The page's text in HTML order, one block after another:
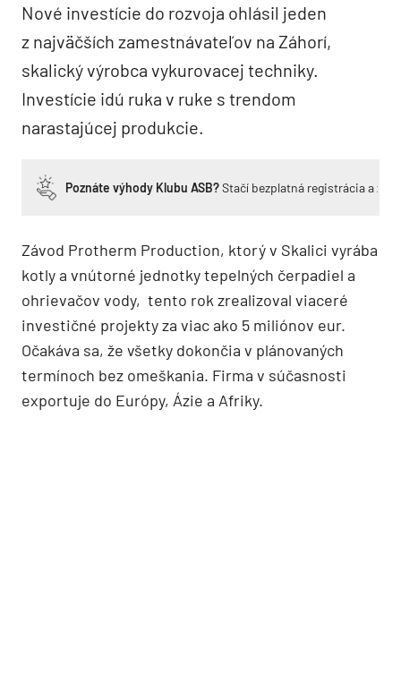
Nové investície do rozvoja ohlásil jeden
z najväčších zamestnávateľov na Záhorí,
skalický výrobca vykurovacej techniky.
Investície idú ruka v ruke s trendom
narastajúcej produkcie.
Poznáte výhody Klubu ASB?Stačí bezplatná registrácia a
Závod Protherm Production, ktorý v Skalici vyrába
kotly a vnútorné jednotky tepelných čerpadiel a
ohrievačov vody, tento rok zrealizoval viaceré
investičné projekty za viac ako 5 miliónov eur.
Očakáva sa, že všetky dokončia v plánovaných
termínoch bez omeškania. Firma v súčasnosti
exportuje do Európy, Ázie a Afriky.